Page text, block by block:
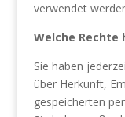
verwendet
Welche Rechte
Sie haben
über Herkunft,
gespeicherten